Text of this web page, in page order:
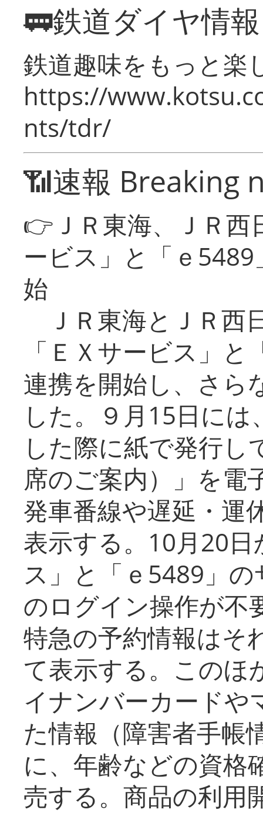
🚃鉄道ダイヤ情
鉄道趣味をもっと楽
https://
nts/tdr/
📶速報 Breaking
👉ＪＲ東海、ＪＲ
ービス」と「ｅ
始
ＪＲ東海とＪＲ西
「ＥＸサービス」
連携を開始し、さら
した。９月15日に
した際に紙で発行し
席のご案内）」を電
発車番線や遅延・運
表示する。10月20
ス」と「ｅ5489」
のログイン操作が不
特急の予約情報はそ
て表示する。このほ
イナンバーカードや
た情報（障害者手帳
に、年齢などの資格
売する。商品の利用